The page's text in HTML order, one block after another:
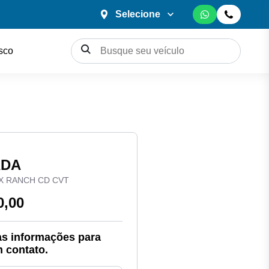
Selecione
RANCH CD CVT
informações para
contato.